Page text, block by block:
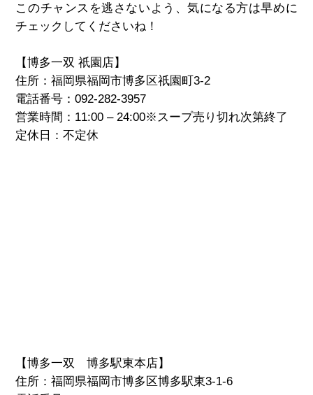
このチャンスを逃さないよう、気になる方は早めに
チェックしてくださいね！
【博多一双 祇園店】
住所：福岡県福岡市博多区祇園町3-2
電話番号：092-282-3957
営業時間：11:00 – 24:00※スープ売り切れ次第終了
定休日：不定休
【博多一双 博多駅東本店】
住所：福岡県福岡市博多区博多駅東3-1-6